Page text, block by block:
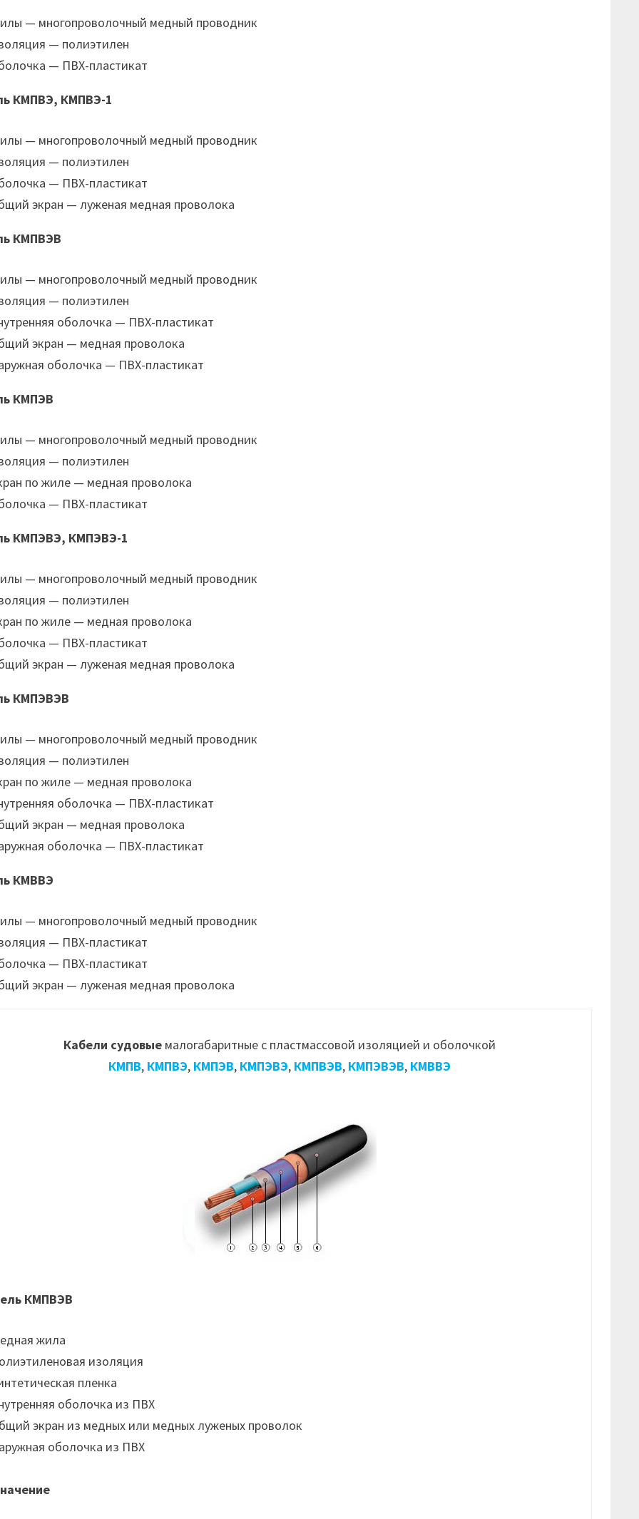
— многопроволочный медный проводник
— полиэтилен
— ПВХ-пластикат
КМПВЭ, КМПВЭ-1
— многопроволочный медный проводник
— полиэтилен
— ПВХ-пластикат
экран — луженая медная проволока
КМПВЭВ
— многопроволочный медный проводник
— полиэтилен
оболочка — ПВХ-пластикат
экран — медная проволока
оболочка — ПВХ-пластикат
КМПЭВ
— многопроволочный медный проводник
— полиэтилен
по жиле — медная проволока
— ПВХ-пластикат
КМПЭВЭ, КМПЭВЭ-1
— многопроволочный медный проводник
— полиэтилен
по жиле — медная проволока
— ПВХ-пластикат
экран — луженая медная проволока
КМПЭВЭВ
— многопроволочный медный проводник
— полиэтилен
по жиле — медная проволока
оболочка — ПВХ-пластикат
экран — медная проволока
оболочка — ПВХ-пластикат
КМВВЭ
— многопроволочный медный проводник
— ПВХ-пластикат
— ПВХ-пластикат
экран — луженая медная проволока
Кабели судовыемалогабаритные с пластмассовой изоляцией и оболочкой
КМПВ, КМПВЭ, КМПЭВ, КМПЭВЭ, КМПВЭВ, КМПЭВЭВ, КМВВЭ
КМПВЭВ
жила
изоляция
пленка
оболочка из ПВХ
экран из медных или медных луженых проволок
оболочка из ПВХ